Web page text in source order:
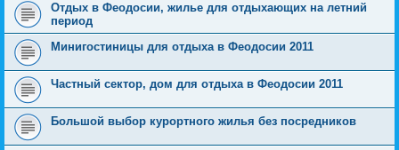
Отдых в Феодосии, жилье для отдыхающих на летний
период
Минигостиницы для отдыха в Феодосии 2011
Частный сектор, дом для отдыха в Феодосии 2011
Большой выбор курортного жилья без посредников